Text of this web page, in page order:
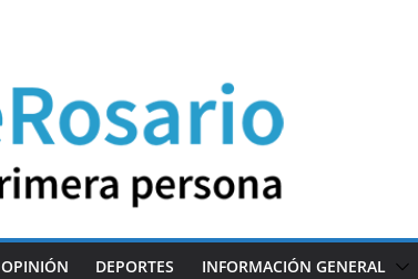
OPINIÓN DEPORTES INFORMACIÓN GENERAL